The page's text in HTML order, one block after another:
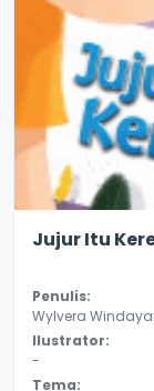
Jujur Itu
Penulis:
Wylvera
Ilustrator:
-
Tema: